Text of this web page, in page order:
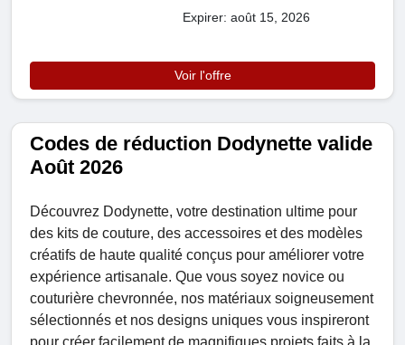
Expirer: août 15, 2026
Voir l'offre
Codes de réduction Dodynette valide
Août 2026
Découvrez Dodynette, votre destination ultime pour
des kits de couture, des accessoires et des modèles
créatifs de haute qualité conçus pour améliorer votre
expérience artisanale. Que vous soyez novice ou
couturière chevronnée, nos matériaux soigneusement
sélectionnés et nos designs uniques vous inspireront